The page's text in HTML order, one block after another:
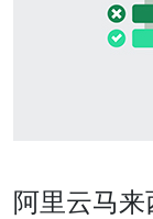
阿里云马